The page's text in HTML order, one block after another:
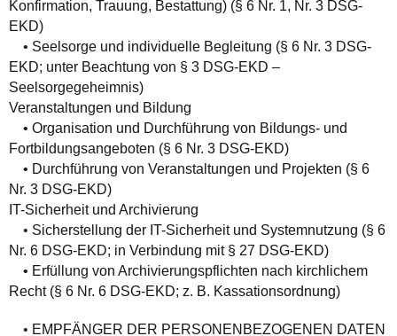
Konfirmation, Trauung, Bestattung) (§ 6 Nr. 1, Nr. 3 DSG-
EKD)
• Seelsorge und individuelle Begleitung (§ 6 Nr. 3 DSG-
EKD; unter Beachtung von § 3 DSG-EKD –
Seelsorgegeheimnis)
Veranstaltungen und Bildung
• Organisation und Durchführung von Bildungs- und
Fortbildungsangeboten (§ 6 Nr. 3 DSG-EKD)
• Durchführung von Veranstaltungen und Projekten (§ 6
Nr. 3 DSG-EKD)
IT-Sicherheit und Archivierung
• Sicherstellung der IT-Sicherheit und Systemnutzung (§ 6
Nr. 6 DSG-EKD; in Verbindung mit § 27 DSG-EKD)
• Erfüllung von Archivierungspflichten nach kirchlichem
Recht (§ 6 Nr. 6 DSG-EKD; z. B. Kassationsordnung)
• EMPFÄNGER DER PERSONENBEZOGENEN DATEN